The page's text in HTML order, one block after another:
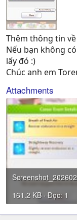
Thêm thông tin
Nếu bạn không
lấy đó :)
Chúc anh em
Attachments
161.2 KB · Đọc: 1